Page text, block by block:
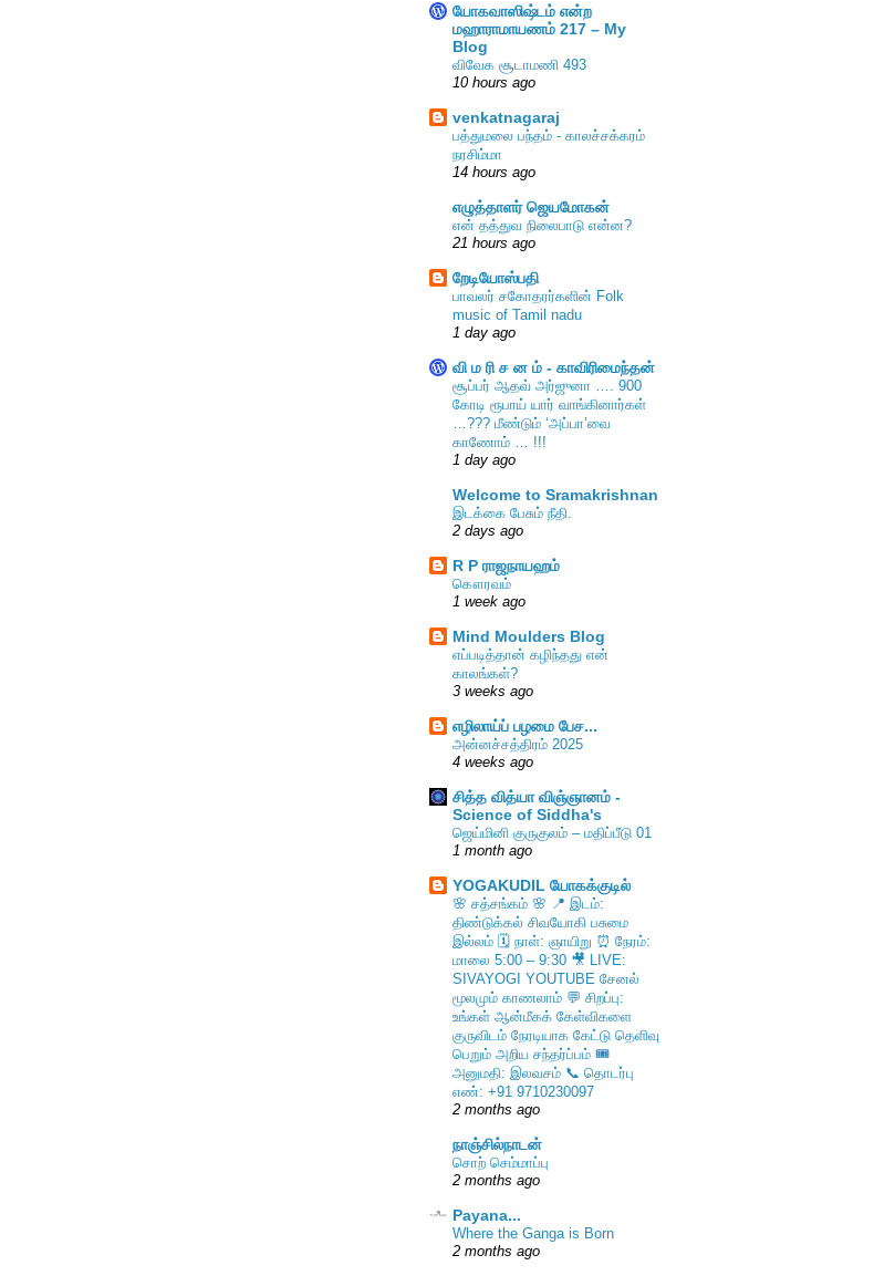
யோகவாஸிஷ்டம் என்ற
மஹாராமாயணம் 217 – My
Blog
விவேக சூடாமணி 493
10 hours ago
venkatnagaraj
பத்துமலை பந்தம் - காலச்சக்கரம்
நரசிம்மா
14 hours ago
எழுத்தாளர் ஜெயமோகன்
என் தத்துவ நிலைபாடு என்ன?
21 hours ago
றேடியோஸ்பதி
பாவலர் சகோதரர்களின் Folk
music of Tamil nadu
1 day ago
வி ம ரி ச ன ம் - காவிரிமைந்தன்
சூப்பர் ஆதவ் அர்ஜுனா …. 900
கோடி ரூபாய் யார் வாங்கினார்கள்
…??? மீண்டும் ‘அப்பா’வை
காணோம் … !!!
1 day ago
Welcome to Sramakrishnan
இடக்கை பேசும் நீதி.
2 days ago
R P ராஜநாயஹம்
கௌரவம்
1 week ago
Mind Moulders Blog
எப்படித்தான் கழிந்தது என்
காலங்கள்?
3 weeks ago
எழிலாய்ப் பழமை பேச...
அன்னச்சத்திரம் 2025
4 weeks ago
சித்த வித்யா விஞ்ஞானம் -
Science of Siddha's
ஜெய்மினி குருகுலம் – மதிப்பீடு 01
1 month ago
YOGAKUDIL யோகக்குடில்
🌸 சத்சங்கம் 🌸 📍 இடம்:
திண்டுக்கல் சிவயோகி பசுமை
இல்லம் 🗓️ நாள்: ஞாயிறு ⏰ நேரம்:
மாலை 5:00 – 9:30 🎥 LIVE:
SIVAYOGI YOUTUBE சேனல்
மூலமும் காணலாம் 💬 சிறப்பு:
உங்கள் ஆன்மீகக் கேள்விகளை
குருவிடம் நேரடியாக கேட்டு தெளிவு
பெறும் அறிய சந்தர்ப்பம் 🎟️
அனுமதி: இலவசம் 📞 தொடர்பு
எண்: +91 9710230097
2 months ago
நாஞ்சில்நாடன்
சொற் செம்மாப்பு
2 months ago
Payana...
Where the Ganga is Born
2 months ago